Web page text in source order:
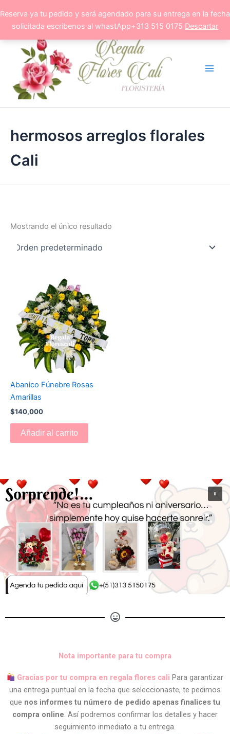
Reserva ya tu pedido y será agendado para su entrega en la fecha
solicitada escribenos al whastApp+313 515 0175 Descartar
al
contenido
hermosos arreglos florales
Cali
Mostrando el único resultado
Abanico Fúnebre Rosas
Amarillas
$140,000
Añadir al carrito
Nota importante para tu compra
Gracias por tu compra en regala flores caliPara garantizar
una entrega puntual en la fecha que seleccionaste, te pedimos
que nos informes tu número de pedido apenas finalices tu
compra online. Así podremos confirmar los detalles y hacer
seguimiento inmediato a tu entrega.